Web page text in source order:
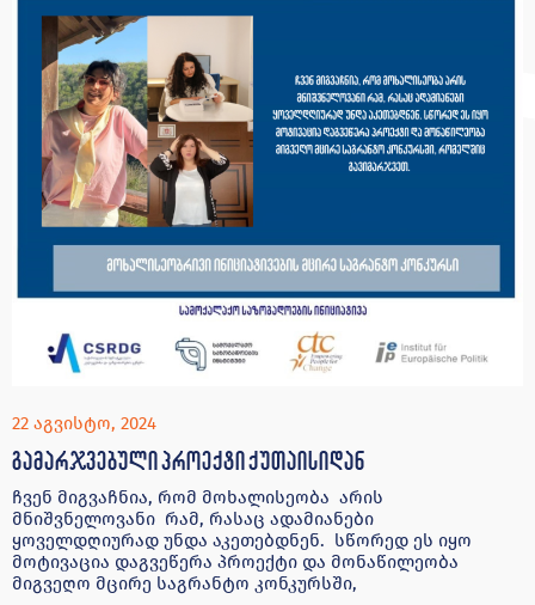
22 აგვისტო, 2024
გამარჯვებული პროექტი ქუთაისიდან
ჩვენ მიგვაჩნია, რომ მოხალისეობა არის
მნიშვნელოვანი რამ, რასაც ადამიანები
ყოველდღიურად უნდა აკეთებდნენ. სწორედ ეს იყო
მოტივაცია დაგვეწერა პროექტი და მონაწილეობა
მიგვეღო მცირე საგრანტო კონკურსში,